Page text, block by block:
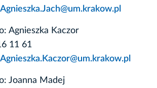
Agnieszka.Jach@um.krakow.pl
Agnieszka Kaczor
11 61
Agnieszka.Kaczor@um.krakow.pl
Joanna Madej